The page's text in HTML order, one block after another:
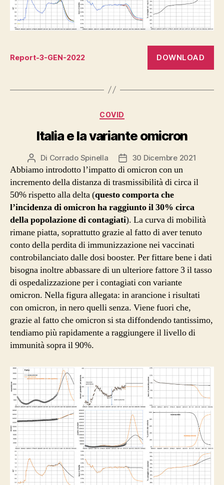
Report-3-GEN-2022 DOWNLOAD
Categorie
COVID
Italia e la variante omicron
Autore
articolo
Di Corrado Spinella
Data
dell'articolo
30 Dicembre 2021
Abbiamo introdotto l’impatto di omicron con un
incremento della distanza di trasmissibilità di circa il
50% rispetto alla delta (questo comporta che
l’incidenza di omicron ha raggiunto il 30% circa
della popolazione di contagiati). La curva di mobilità
rimane piatta, soprattutto grazie al fatto di aver tenuto
conto della perdita di immunizzazione nei vaccinati
controbilanciato dalle dosi booster. Per fittare bene i dati
bisogna inoltre abbassare di un ulteriore fattore 3 il tasso
di ospedalizzazione per i contagiati con variante
omicron. Nella figura allegata: in arancione i risultati
con omicron, in nero quelli senza. Viene fuori che,
grazie al fatto che omicron si sta diffondendo tantissimo,
tendiamo più rapidamente a raggiungere il livello di
immunità sopra il 90%.